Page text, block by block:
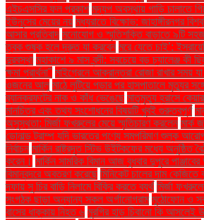
এইচএসসির ফল প্রকাশ মদ্যপ অবস্থায় গাড়ি চালাতে
ইউনূসের মেয়ের নয় মধ্যরাতে বিক্ষোভ: জাহাঙ্গীরনগর
আসার প্রতিবাদ মনোযোগ ও স্মৃতিশক্তি বাড়াতে ৯টি সহজ
ত্বক শুষ্ক হলে দ্রুত যা করবেন মরে যেতে চাই’:
দুরবস্থা মহাকাশে ৯ মাস বন্দী: সবচেয়ে বড় চ্যালেঞ্জ কী
ক্ষমা প্রার্থনা" মাইগ্রেনে আক্রান্তরা রোজা রাখার সময়
ওজনের আলু মাঠে লুটিয়ে পড়ার পর হাসপাতালে মৃত্যুর
ব্যানক্রফটের নাক ও কাঁধ ভেঙেছে মাতৃমৃত্যু হ্রাসে
মানচিত্র এবং তথ্য সংশোধনের বিষয়টি খুবই গুরুত্বপূর্ণ
অসুস্থতা: মির্জা ফখরুলের মেয়ে স্মৃতিচারণ করলেন মার্ক
ডোনাল্ড ট্রাম্প যদি ভারতের পণ্যে সমপরিমাণ শুল্ক
নির্বাচন মার্কিন রাষ্ট্রদূত স্টিভ উইটকফের মধ্যে অনুষ্ঠিত
করেন। মার্কিন সামরিক বিমান আজ বুধবার দুপুরে
বিমানবন্দরে অবতরণ করেছে মিনিকেট চালের দাম কেজিতে
দফায় সু চির বাড়ি নিলামে বিক্রি করতে ব্যর্থ মির্জা
সংগঠক ছাড়া অন্যান্য সকল অর্গানোগ্রাম মুঠোফোন ও
বাসের ধাক্কায় নিহত ৬ মুরগির হাড় চিবানো কি আসলেই